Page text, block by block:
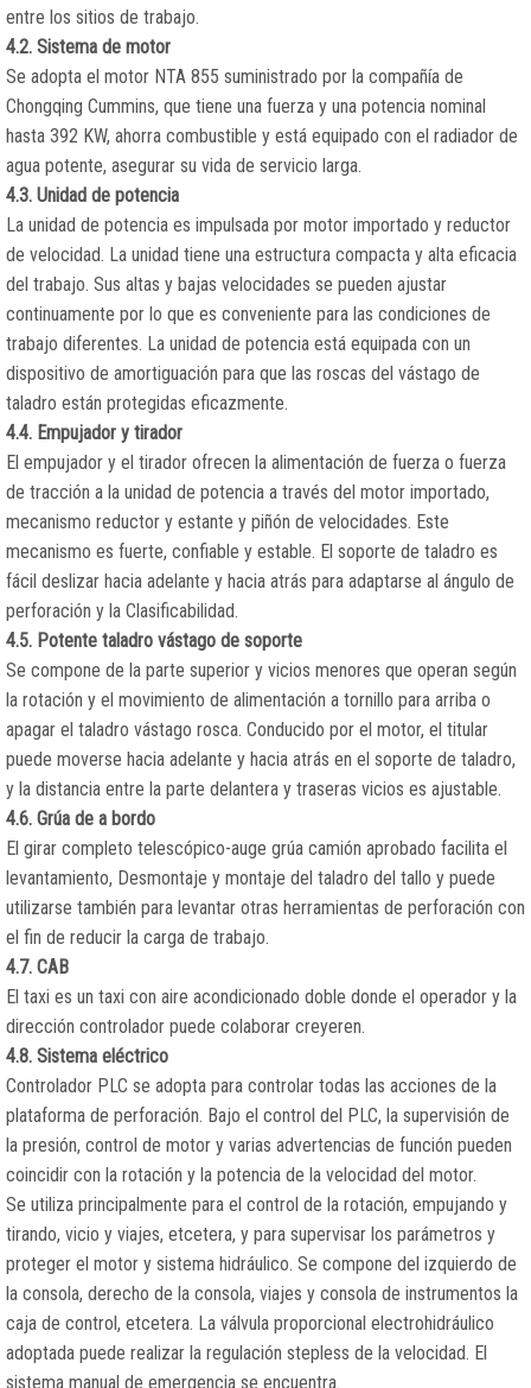
entre los sitios de trabajo.
4.2. Sistema de motor
Se adopta el motor NTA 855 suministrado por la compañía de
Chongqing Cummins, que tiene una fuerza y una potencia nominal
hasta 392 KW, ahorra combustible y está equipado con el radiador de
agua potente, asegurar su vida de servicio larga.
4.3. Unidad de potencia
La unidad de potencia es impulsada por motor importado y reductor
de velocidad. La unidad tiene una estructura compacta y alta eficacia
del trabajo. Sus altas y bajas velocidades se pueden ajustar
continuamente por lo que es conveniente para las condiciones de
trabajo diferentes. La unidad de potencia está equipada con un
dispositivo de amortiguación para que las roscas del vástago de
taladro están protegidas eficazmente.
4.4. Empujador y tirador
El empujador y el tirador ofrecen la alimentación de fuerza o fuerza
de tracción a la unidad de potencia a través del motor importado,
mecanismo reductor y estante y piñón de velocidades. Este
mecanismo es fuerte, confiable y estable. El soporte de taladro es
fácil deslizar hacia adelante y hacia atrás para adaptarse al ángulo de
perforación y la Clasificabilidad.
4.5. Potente taladro vástago de soporte
Se compone de la parte superior y vicios menores que operan según
la rotación y el movimiento de alimentación a tornillo para arriba o
apagar el taladro vástago rosca. Conducido por el motor, el titular
puede moverse hacia adelante y hacia atrás en el soporte de taladro,
y la distancia entre la parte delantera y traseras vicios es ajustable.
4.6. Grúa de a bordo
El girar completo telescópico-auge grúa camión aprobado facilita el
levantamiento, Desmontaje y montaje del taladro del tallo y puede
utilizarse también para levantar otras herramientas de perforación con
el fin de reducir la carga de trabajo.
4.7. CAB
El taxi es un taxi con aire acondicionado doble donde el operador y la
dirección controlador puede colaborar creyeren.
4.8. Sistema eléctrico
Controlador PLC se adopta para controlar todas las acciones de la
plataforma de perforación. Bajo el control del PLC, la supervisión de
la presión, control de motor y varias advertencias de función pueden
coincidir con la rotación y la potencia de la velocidad del motor.
Se utiliza principalmente para el control de la rotación, empujando y
tirando, vicio y viajes, etcetera, y para supervisar los parámetros y
proteger el motor y sistema hidráulico. Se compone del izquierdo de
la consola, derecho de la consola, viajes y consola de instrumentos la
caja de control, etcetera. La válvula proporcional electrohidráulico
adoptada puede realizar la regulación stepless de la velocidad. El
sistema manual de emergencia se encuentra.